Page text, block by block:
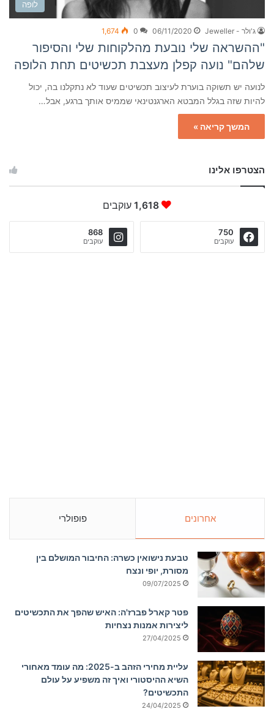
לופה
ג'ולר - Jeweller 06/11/2020
0
1,674
"ההשראה שלי נובעת מהלקוחות שלי והסיפור
שלהם" נועה קפלן מעצבת תכשיטים תחת הלופה
לנועה יש תשוקה בוערת לעיצוב תכשיטים שעוד לא נתקלנו בה, יכול
להיות שזה בגלל המבטא הארגנטינאי שממיס אותך ברגע, אבל…
המשך קריאה »
הצטרפו אלינו
1,618 עוקבים
750
עוקבים
868
עוקבים
אחרונים פופולרי
טבעת נישואין כשרה: החיבור המושלם בין
מסורת, יופי ונצח
09/07/2025
פטר קארל פברז'ה: האיש שהפך את התכשיטים
ליצירות אמנות נצחיות
27/04/2025
עליית מחירי הזהב ב-2025: מה עומד מאחורי
השיא ההיסטורי ואיך זה משפיע על עולם
התכשיטים?
24/04/2025